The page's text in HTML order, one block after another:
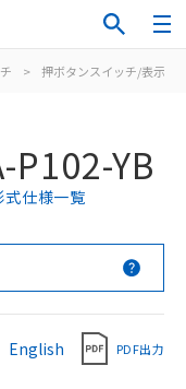
> 押ボタンスイッチ/表示灯
P102-YB
仕様一覧
English PDF出力